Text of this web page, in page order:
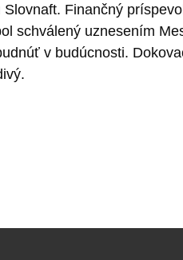
Finančný
schválený uznesením
v budúcnosti.